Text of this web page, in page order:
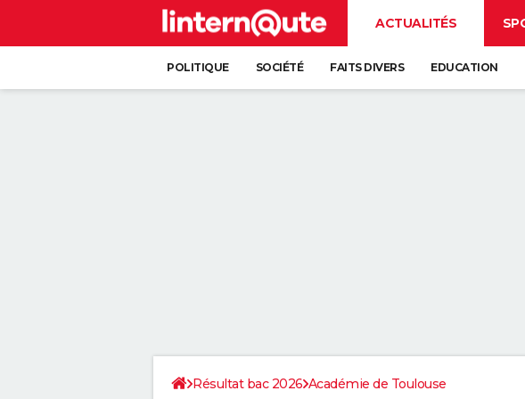
ACTUALITÉS
POLITIQUE SOCIÉTÉ FAITS DIVERS EDUCATION
Résultat bac 2026 Académie de Toulouse